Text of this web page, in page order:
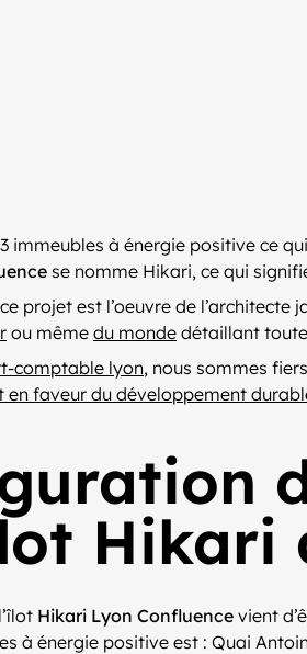
à énergie positive ce qui
se nomme Hikari, ce qui
projet est l’oeuvre de
ou même du monde détaillant
comptable lyon, nous sommes
en faveur du développement
Hikari
Hikari Lyon Confluence vient
à énergie positive est : Quai